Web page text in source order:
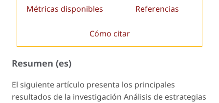
Métricas disponibles Referencias
Cómo citar
Resumen (es)
El siguiente artículo presenta los principales
resultados de la investigación Análisis de estrategias